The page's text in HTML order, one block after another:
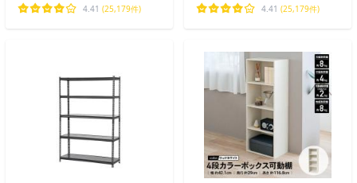
Yahoo!店
4.41 (25,179件)
Yahoo!店
4.41 (25,179件)